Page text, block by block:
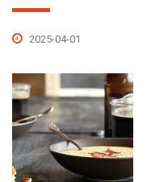
2025-04-01